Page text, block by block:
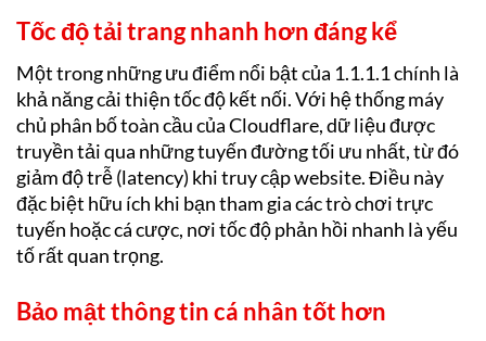
Tốc độ tải trang nhanh hơn đáng kể
Một trong những ưu điểm nổi bật của 1.1.1.1 chính là
khả năng cải thiện tốc độ kết nối. Với hệ thống máy
chủ phân bố toàn cầu của Cloudflare, dữ liệu được
truyền tải qua những tuyến đường tối ưu nhất, từ đó
giảm độ trễ (latency) khi truy cập website. Điều này
đặc biệt hữu ích khi bạn tham gia các trò chơi trực
tuyến hoặc cá cược, nơi tốc độ phản hồi nhanh là yếu
tố rất quan trọng.
Bảo mật thông tin cá nhân tốt hơn